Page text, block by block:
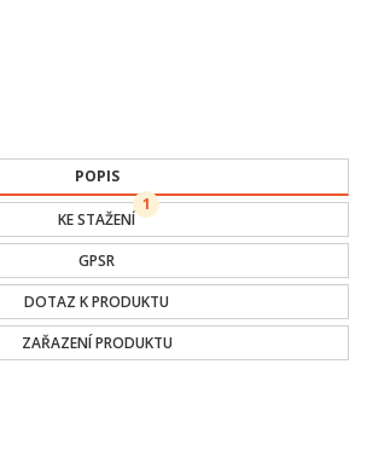
POPIS
KE STAŽENÍ
1
GPSR
DOTAZ K PRODUKTU
ZAŘAZENÍ PRODUKTU